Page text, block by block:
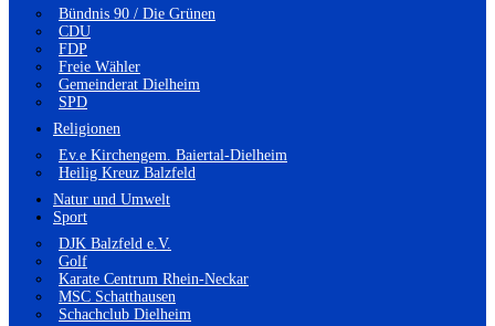
Bündnis 90 / Die Grünen
CDU
FDP
Freie Wähler
Gemeinderat Dielheim
SPD
Religionen
Ev.e Kirchengem. Baiertal-Dielheim
Heilig Kreuz Balzfeld
Natur und Umwelt
Sport
DJK Balzfeld e.V.
Golf
Karate Centrum Rhein-Neckar
MSC Schatthausen
Schachclub Dielheim